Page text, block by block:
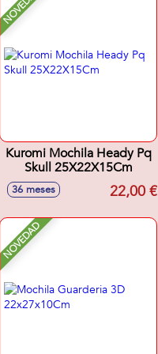
Kuromi Mochila Heady Pq
Skull 25X22X15Cm
36 meses 22,00 €
NOVEDAD